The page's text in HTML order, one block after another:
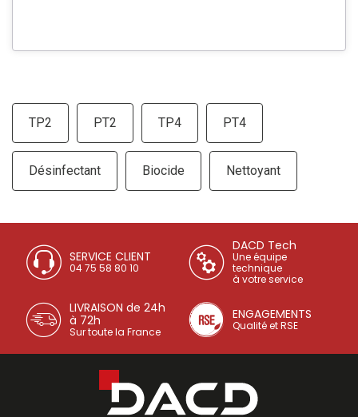
TP2 PT2 TP4 PT4
Désinfectant Biocide Nettoyant
SERVICE CLIENT
04 75 58 80 10
DACD Tech
Une équipe
technique
à votre service
LIVRAISON de 24h
à 72h
Sur toute la France
ENGAGEMENTS
Qualité et RSE